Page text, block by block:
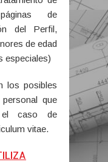
de
del Perfil,
de edad
especiales)
los posibles
que
el caso de
vitae.